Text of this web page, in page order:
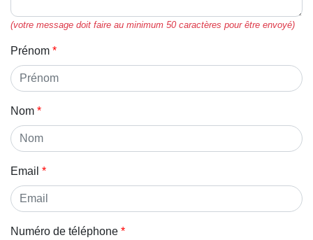
(votre message doit faire au minimum 50 caractères pour être envoyé)
Prénom
Nom
Email
Numéro de téléphone